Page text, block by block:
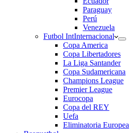
Paraguay
Perú
Venezuela
Futbol IntInternacional
Copa America
Copa Libertadores
La Liga Santander
Copa Sudamericana
Champions League
Premier League
Eurocopa
Copa del REY
Uefa
Eliminatoria Europea